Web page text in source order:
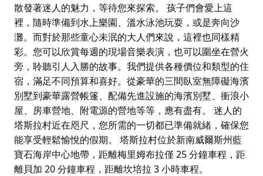
散發著迷人的魅力，等待您來探索。 孩子們會愛上這
裡，隨時準備到水上樂園、溫水泳池玩耍，或是奔向沙
灘。而對於那些童心未泯的大人們來說，這裡也同樣精
彩。您可以欣賞每週的現場音樂表演，也可以圍坐在營火
旁，聆聽引人入勝的故事。我們提供各種價位和類型的住
宿，滿足不同預算和喜好。從豪華的三間臥室無障礙海濱
別墅到豪華露營帳篷、配備先進設施的海濱別墅、衝浪小
屋、房車營地、附電源的營地等等，應有盡有。 迷人的
塔斯拉村近在咫尺，您所需的一切都已準備就緒，確保您
能享受輕鬆愉悅的假期。 塔斯拉村位於新南威爾斯州藍
寶石海岸中心地帶，距離梅里姆布拉僅 25 分鐘車程，距
離貝加 20 分鐘車程，距離坎培拉 3 小時車程。